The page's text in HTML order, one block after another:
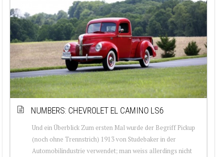
NUMBERS: CHEVROLET EL CAMINO LS6
Und ein Überblick Zum ersten Mal wurde der Begriff Pickup
(noch ohne Trennstrich) 1913 von Studebaker in der
Automobilindustrie verwendet; man weiss allerdings nicht